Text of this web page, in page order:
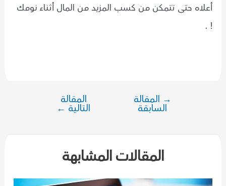
أعلاه حتى تتمكن من كسب المزيد من المال أثناء نومك
! .
تصفّح→ المقالة
السابقة
المقالة
التالية ←
المقالات المشابهة